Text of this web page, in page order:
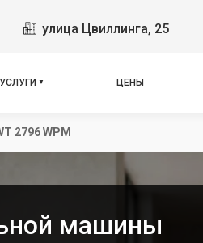
улица Цвиллинга, 25
УСЛУГИ ЦЕНЫ
2796 WPM
машины